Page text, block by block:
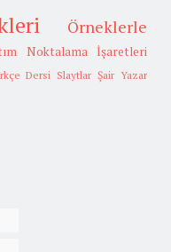
Örneklerle
Noktalama İşaretleri
Dersi Slaytlar Şair Yazar